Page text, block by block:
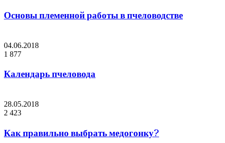
Основы племенной работы в пчеловодстве
04.06.2018
1 877
Календарь пчеловода
28.05.2018
2 423
Как правильно выбрать медогонку?